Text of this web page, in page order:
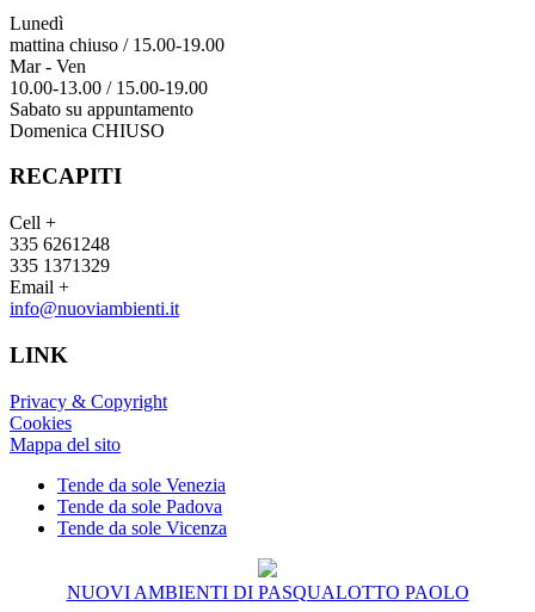
Lunedì
mattina chiuso / 15.00-19.00
Mar - Ven
10.00-13.00 / 15.00-19.00
Sabato su appuntamento
Domenica CHIUSO
RECAPITI
Cell +
335 6261248
335 1371329
Email +
info@nuoviambienti.it
LINK
Privacy & Copyright
Cookies
Mappa del sito
Tende da sole Venezia
Tende da sole Padova
Tende da sole Vicenza
NUOVI AMBIENTI DI PASQUALOTTO PAOLO